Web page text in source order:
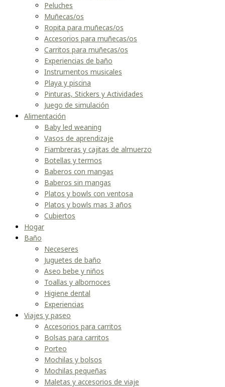
Peluches
Muñecas/os
Ropita para muñecas/os
Accesorios para muñecas/os
Carritos para muñecas/os
Experiencias de baño
Instrumentos musicales
Playa y piscina
Pinturas, Stickers y Actividades
Juego de simulación
Alimentación
Baby led weaning
Vasos de aprendizaje
Fiambreras y cajitas de almuerzo
Botellas y termos
Baberos con mangas
Baberos sin mangas
Platos y bowls con ventosa
Platos y bowls mas 3 años
Cubiertos
Hogar
Baño
Neceseres
Juguetes de baño
Aseo bebe y niños
Toallas y albornoces
Higiene dental
Experiencias
Viajes y paseo
Accesorios para carritos
Bolsas para carritos
Porteo
Mochilas y bolsos
Mochilas pequeñas
Maletas y accesorios de viaje